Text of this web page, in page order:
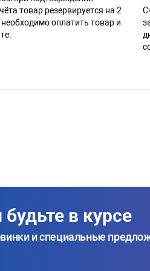
товар резервируется на 2
оплатить товар и
в курсе
и специальные